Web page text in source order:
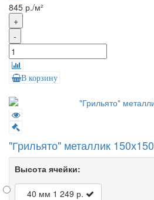
845 р./м²
+
-
В корзину
"Грильято" металлик 150х150
Высота ячейки:
40 мм 1 249 р.